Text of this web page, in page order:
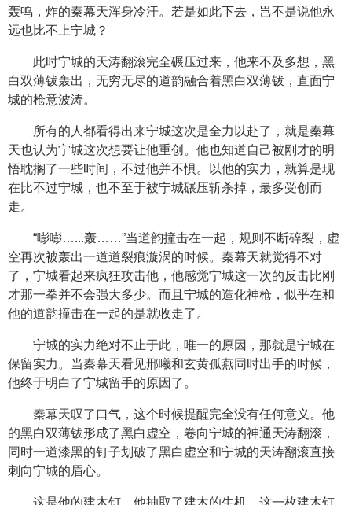
轰鸣，炸的秦幕天浑身冷汗。若是如此下去，岂不是说他永
远也比不上宁城？
此时宁城的天涛翻滚完全碾压过来，他来不及多想，黑
白双薄钹轰出，无穷无尽的道韵融合着黑白双薄钹，直面宁
城的枪意波涛。
所有的人都看得出来宁城这次是全力以赴了，就是秦幕
天也认为宁城这次想要让他重创。他也知道自己被刚才的明
悟耽搁了一些时间，不过他并不惧。以他的实力，就算是现
在比不过宁城，也不至于被宁城碾压斩杀掉，最多受创而
走。
“嘭嘭…...轰……”当道韵撞击在一起，规则不断碎裂，虚
空再次被轰出一道道裂痕漩涡的时候。秦幕天就觉得不对
了，宁城看起来疯狂攻击他，他感觉宁城这一次的反击比刚
才那一拳并不会强大多少。而且宁城的造化神枪，似乎在和
他的道韵撞击在一起的是就收走了。
宁城的实力绝对不止于此，唯一的原因，那就是宁城在
保留实力。当秦幕天看见邢曦和玄黄孤燕同时出手的时候，
他终于明白了宁城留手的原因了。
秦幕天叹了口气，这个时候提醒完全没有任何意义。他
的黑白双薄钹形成了黑白虚空，卷向宁城的神通天涛翻滚，
同时一道漆黑的钉子划破了黑白虚空和宁城的天涛翻滚直接
刺向宁城的眉心。
这是他的建木钉，他抽取了建木的生机，这一枚建木钉